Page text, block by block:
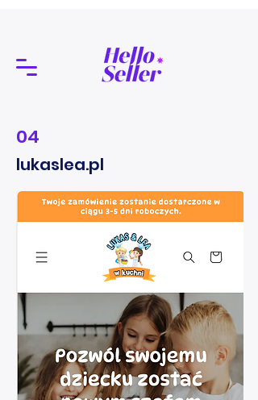
04
lukaslea.pl